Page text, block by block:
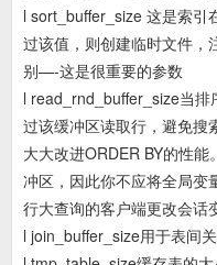
l sort_buffer_size 这是索引
过该值，则创建临时文件
别—-这是很重要的参数
l read_rnd_buffer_size当排
过该缓冲区读取行，避免搜
大大改进ORDER BY的性
冲区，因此你不应将全局变
行大查询的客户端更改会话
l join_buffer_size用于表间